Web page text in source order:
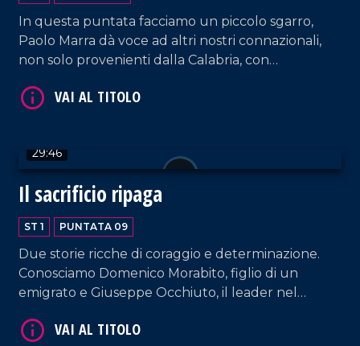
In questa puntata facciamo un piccolo sgarro,
Paolo Marra dà voce ad altri nostri connazionali,
non solo provenienti dalla Calabria, con
radio, gli italiani si fanno riconoscere lasciando
29:46
Il sacrificio ripaga
ST 1 PUNTATA 09
Due storie ricche di coraggio e determinazione.
Conosciamo Domenico Morabito, figlio di un
emigrato e Giuseppe Occhiuto, il leader nel